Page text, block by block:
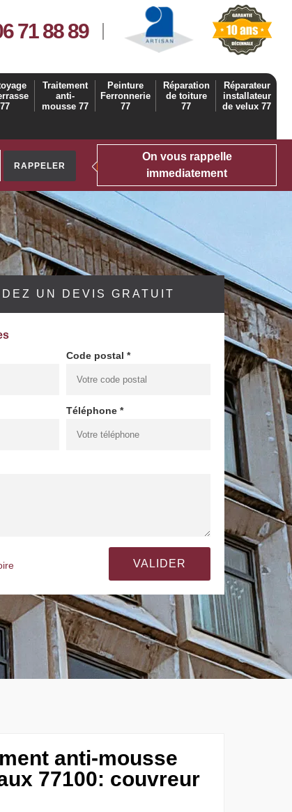
71 88 89
77
Traitement
anti-
mousse 77
Peinture
Ferronnerie
77
Réparation
de toiture
77
Réparateur
installateur
de velux 77
On vous rappelle
immediatement
UN DEVIS GRATUIT
Code postal *
Téléphone *
anti-mousse
77100: couvreur